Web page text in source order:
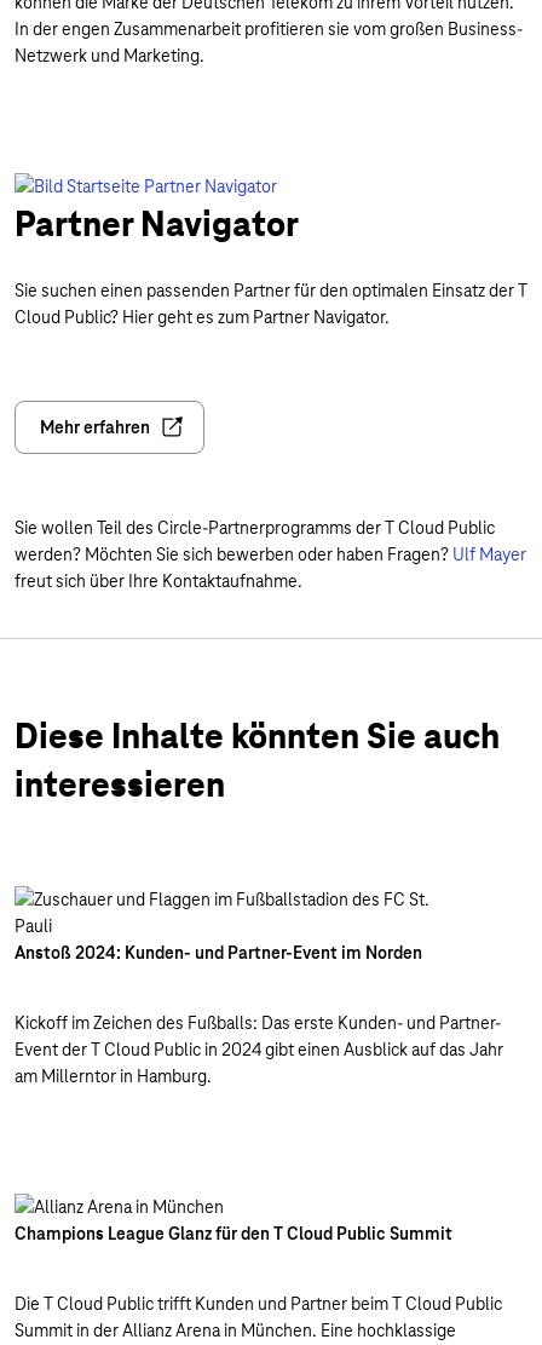
In der engen Zusammenarbeit profitieren sie vom großen Business-
Netzwerk und Marketing.
Partner Navigator
Sie suchen einen passenden Partner für den optimalen Einsatz der T
Cloud Public? Hier geht es zum Partner Navigator.
Mehr erfahren
Sie wollen Teil des Circle-Partnerprogramms der T Cloud Public
werden? Möchten Sie sich bewerben oder haben Fragen? Ulf Mayer
freut sich über Ihre Kontaktaufnahme.
Diese Inhalte könnten Sie auch
interessieren
Anstoß 2024: Kunden- und Partner-Event im Norden
Kickoff im Zeichen des Fußballs: Das erste Kunden- und Partner-
Event der T Cloud Public in 2024 gibt einen Ausblick auf das Jahr
am Millerntor in Hamburg.
Champions League Glanz für den T Cloud Public Summit
Die T Cloud Public trifft Kunden und Partner beim T Cloud Public
Summit in der Allianz Arena in München. Eine hochklassige